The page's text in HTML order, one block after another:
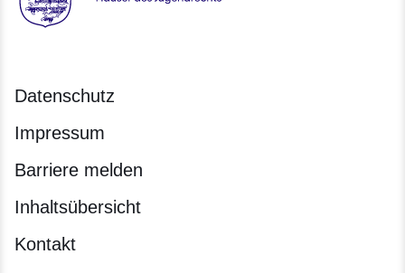
Hessen - Häuser des Jugendrechts
Datenschutz
Impressum
Barriere melden
Inhaltsübersicht
Kontakt